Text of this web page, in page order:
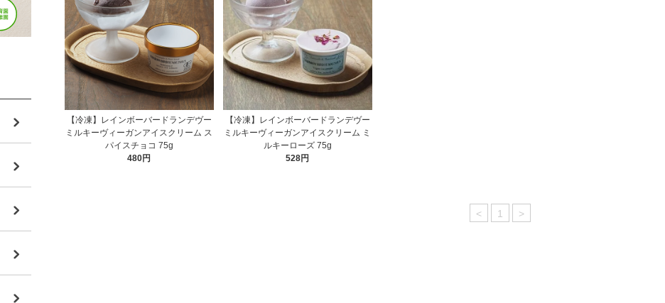
【冷凍】レインボーバードランデヴー
ミルキーヴィーガンアイスクリーム ス
パイスチョコ 75g
480円
【冷凍】レインボーバードランデヴー
ミルキーヴィーガンアイスクリーム ミ
ルキーローズ 75g
528円
< 1 >